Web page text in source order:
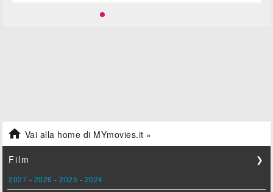
 Vai alla home di MYmovies.it »
Film ❯
2027 - 2026 -2025 - 2024